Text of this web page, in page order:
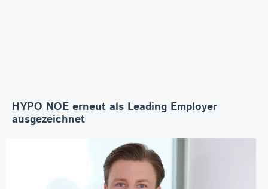
HYPO NOE erneut als Leading Employer
ausgezeichnet